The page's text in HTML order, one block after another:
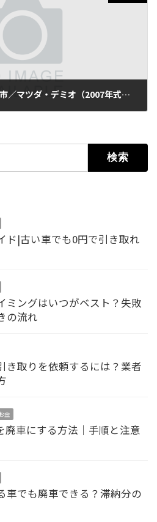
【廃車依頼】兵庫県姫路市／マツダ・デミオ（2007年式・走行123,000km）
ド|古い車でも0円で引き取れ
ミングはいつがベスト？失敗
の流れ
き取りを依頼するには？業者
金
廃車にする方法｜手順と注意
車でも廃車できる？滞納分の